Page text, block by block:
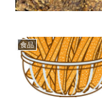
食品